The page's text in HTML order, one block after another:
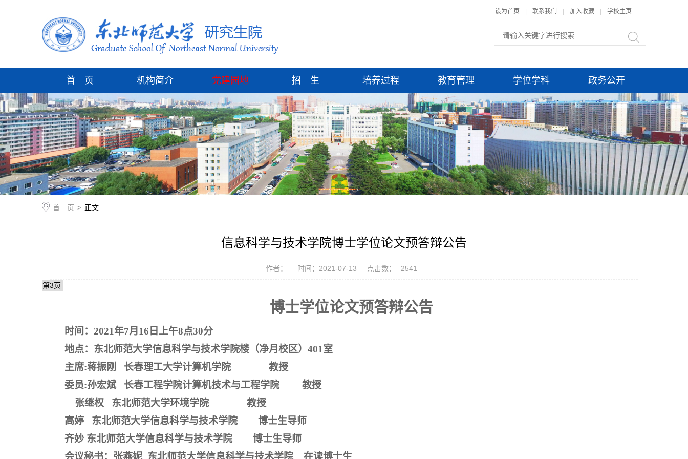
设为首页 联系我们 加入收藏 学校主页
首 页 机构简介 党建园地 招 生 培养过程 教育管理 学位学科 政务公开
首 页 > 正文
信息科学与技术学院博士学位论文预答辩公告
作者： 时间：2021-07-13 点击数： 2541
博士学位论文预答辩公告
时间： 2021年7月 16 日上午8点30分
地点： 东北师范大学信息科学与技术学院楼（净月校区） 401室
主席:蒋振刚 长春理工大学计算机学院
教授
委员:孙宏斌 长春工程学院计算机技术与工程学院
教授
张继权 东北师范大学环境学院
教授
高婷 东北师范大学信息科学与技术学院 博士生导师
齐妙 东北师范大学信息科学与技术学院 博士生导师
会议秘书： 张燕妮 东北师范大学信息科学与技术学院 在读博士生